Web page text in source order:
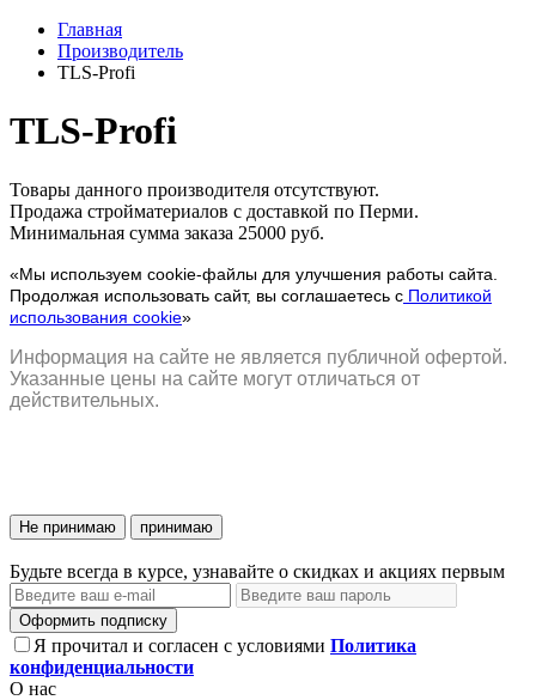
Главная
Производитель
TLS-Profi
TLS-Profi
Товары данного производителя отсутствуют.
Продажа стройматериалов с доставкой по Перми.
Минимальная сумма заказа 25000 руб.
«Мы используем cookie-файлы для улучшения работы сайта.
Продолжая использовать сайт, вы соглашаетесь с Политикой
использования cookie»
Информация на сайте не является публичной офертой.
Указанные цены на сайте могут отличаться от
действительных.
Не принимаю принимаю
Будьте всегда в курсе, узнавайте о скидках и акциях первым
Оформить подписку
Я прочитал и согласен с условиями Политика
конфиденциальности
О нас